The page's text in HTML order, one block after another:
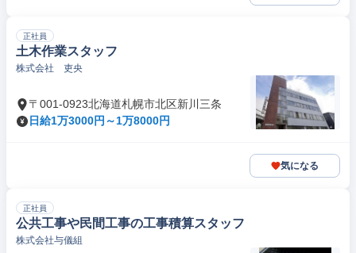
正社員
土木作業スタッフ
株式会社 吏央
〒001-0923北海道札幌市北区新川三条
日給1万3000円～1万8000円
気になる
正社員
公共工事や民間工事の工事積算スタッフ
株式会社与儀組